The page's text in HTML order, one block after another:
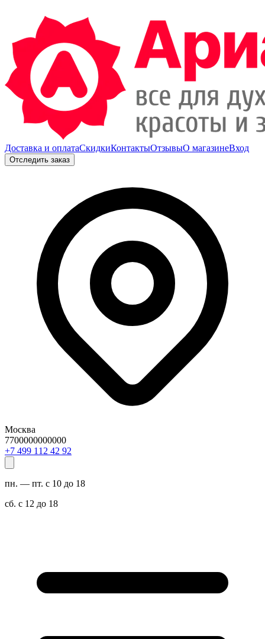
Доставка и оплатаСкидкиКонтактыОтзывыО магазинеВход
Отследить заказ
Москва
7700000000000
29 24 211 994 7+
пн. — пт. с 10 до 18
сб. с 12 до 18